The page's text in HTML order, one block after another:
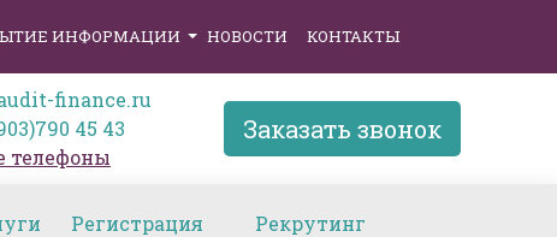
ИНФОРМАЦИИ НОВОСТИ КОНТАКТЫ
finance.ru
45 43
телефоны
Заказать звонок
Регистрация Рекрутинг